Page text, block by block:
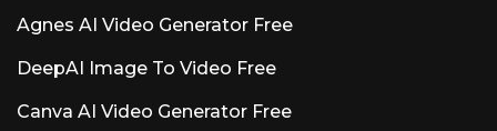
Agnes AI Video Generator Free
DeepAI Image To Video Free
Canva AI Video Generator Free